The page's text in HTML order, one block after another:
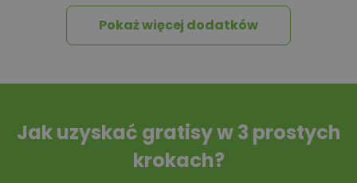
ścieków
Pokaż więcej dodatków
Jak uzyskać gratisy w 3 prostych
krokach?